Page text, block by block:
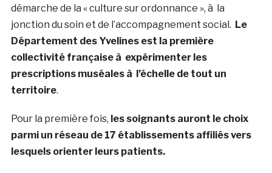
démarche de la « culture sur ordonnance », à la
jonction du soin et de l’accompagnement social. Le
Département des Yvelines est la première
collectivité française à expérimenter les
prescriptions muséales à l’échelle de tout un
territoire.
Pour la première fois, les soignants auront le choix
parmi un réseau de 17 établissements affiliés vers
lesquels orienter leurs patients.